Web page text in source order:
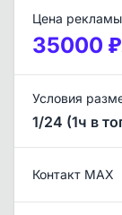
Цена рекламы
35000 ₽
Условия
1/24 (1ч в
Контакт MAX